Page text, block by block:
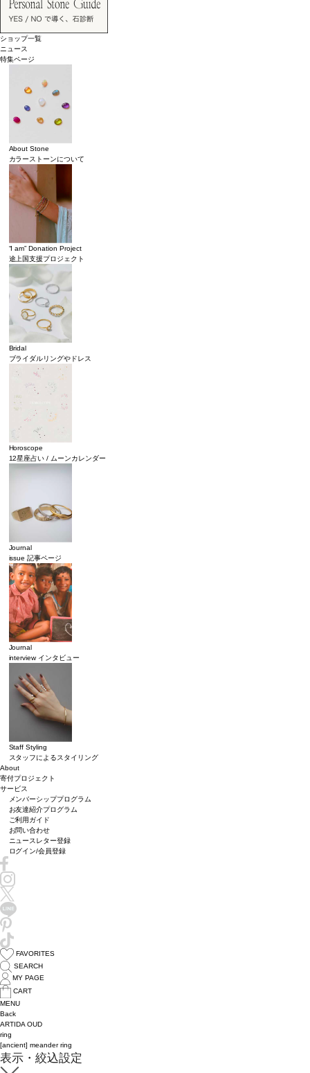
ショップ一覧
ニュース
特集ページ
About Stone
カラーストーンについて
“I am” Donation Project
途上国支援プロジェクト
Bridal
ブライダルリングやドレス
Horoscope
12星座占い / ムーンカレンダー
Journal
issue 記事ページ
Journal
interview インタビュー
Staff Styling
スタッフによるスタイリング
About
寄付プロジェクト
サービス
メンバーシッププログラム
お友達紹介プログラム
ご利用ガイド
お問い合わせ
ニュースレター登録
ログイン/会員登録
FAVORITES
SEARCH
MY PAGE
CART
MENU
Back
ARTIDA OUD
ring
[ancient] meander ring
表示・絞込設定